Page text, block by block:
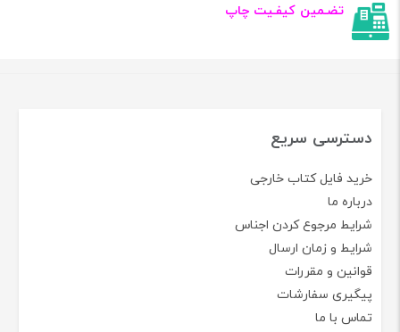
تضـمین کیفـیت چاپ
دسترسی سریع
خرید فایل کتاب خارجی
درباره ما
شرایط مرجوع کردن اجناس
شرایط و زمان ارسال
قوانین و مقررات
پیگیری سفارشات
تماس با ما